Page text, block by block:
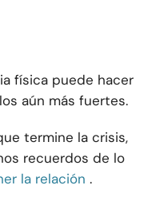
física puede hacer
aún más fuertes.
termine la crisis,
recuerdos de lo
la relación .